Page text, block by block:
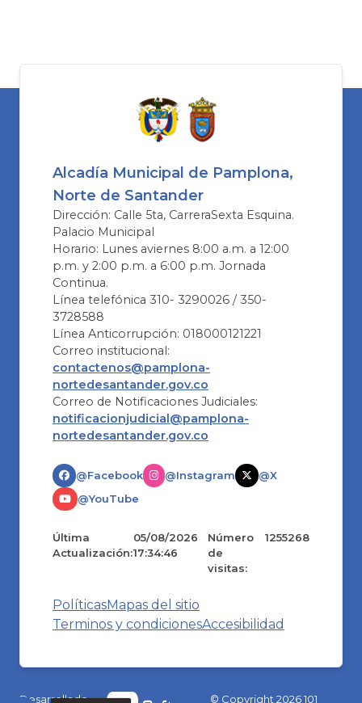
Alcadía Municipal de Pamplona,
Norte de Santander
Dirección: Calle 5ta, CarreraSexta Esquina.
Palacio Municipal
Horario: Lunes aviernes 8:00 a.m. a 12:00
p.m. y 2:00 p.m. a 6:00 p.m. Jornada
Continua.
Línea telefónica 310- 3290026 / 350-
3728588
Línea Anticorrupción: 018000121221
Correo institucional:
contactenos@pamplona-
nortedesantander.gov.co
Correo de Notificaciones Judiciales:
notificacionjudicial@pamplona-
nortedesantander.gov.co
@Facebook @Instagram
@X
@YouTube
Última
Actualización:
05/08/2026
17:34:46
Número
de
visitas:
1255268
PolíticasMapas del sitio
Terminos y condicionesAccesibilidad
Desarrollado © Copyright2026101